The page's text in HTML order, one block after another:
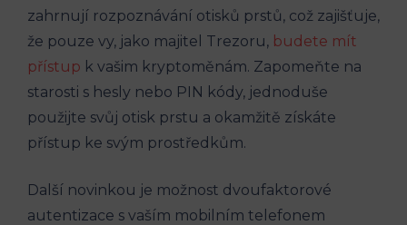
zahrnují rozpoznávání otisků prstů, což zajišťuje,
že pouze vy, jako majitel Trezoru, budete mít
přístup k vašim kryptoměnám. Zapomeňte na
starosti s hesly nebo PIN kódy, jednoduše
použijte svůj otisk prstu a okamžitě získáte
přístup ke svým prostředkům.
Další novinkou je možnost dvoufaktorové
autentizace s vaším mobilním telefonem